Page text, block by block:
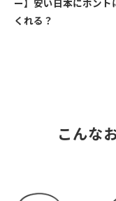
くれる？
こんな